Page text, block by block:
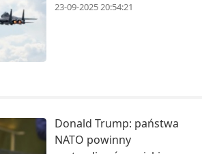
23-09-2025 20:54:21
Donald Trump: państwa
NATO powinny